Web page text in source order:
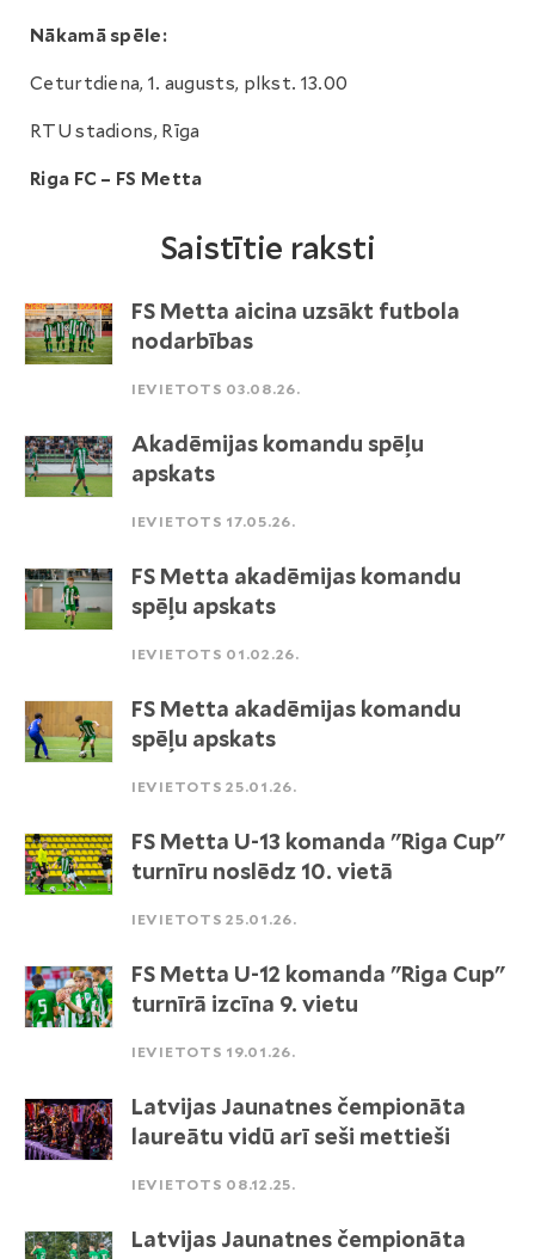
Nākamā spēle:
Ceturtdiena, 1. augusts, plkst. 13.00
RTU stadions, Rīga
Riga FC – FS Metta
Saistītie raksti
FS Metta aicina uzsākt futbola
nodarbības
IEVIETOTS 03.08.26.
Akadēmijas komandu spēļu
apskats
IEVIETOTS 17.05.26.
FS Metta akadēmijas komandu
spēļu apskats
IEVIETOTS 01.02.26.
FS Metta akadēmijas komandu
spēļu apskats
IEVIETOTS 25.01.26.
FS Metta U-13 komanda "Riga Cup"
turnīru noslēdz 10. vietā
IEVIETOTS 25.01.26.
FS Metta U-12 komanda "Riga Cup"
turnīrā izcīna 9. vietu
IEVIETOTS 19.01.26.
Latvijas Jaunatnes čempionāta
laureātu vidū arī seši mettieši
IEVIETOTS 08.12.25.
Latvijas Jaunatnes čempionāta